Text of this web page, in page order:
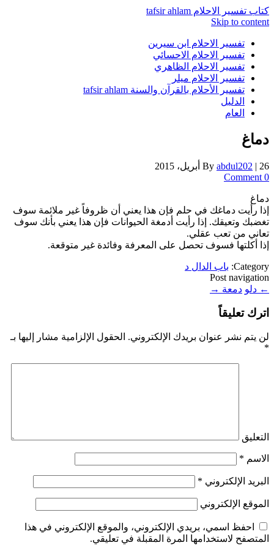
كتاب تفسير الاحلام tafsir ahlam
Skip to content
تفسير الاحلام ابن سيرين
تفسير الاحلام الاحسائي
تفسير الاحلام الظاهري
تفسير الاحلام ميلر
تفسير الأحلام بالقرآن والسنة tafsir ahlam
الدليل
العام
دماغ
By abdul202 | 26 أبريل، 2015
0 Comment
دماغ
إذا رأيت دماغك في حلم فإن هذا يعني أن ظروفاً غير ملائمة سوف
تغضبك وتعيقك. إذا رأيت أدمغة الحيوانات فإن هذا يعني بأنك سوف
تعاني من تعب عقلي.
إذا أكلتها فسوف تحصل على المعرفة وفائدة غير متوقعة.
Category: باب الدال د
Post navigation
← دلو دمعة →
اترك تعليقاً
لن يتم نشر عنوان بريدك الإلكتروني. الحقول الإلزامية مشار إليها بـ
*
التعليق
الاسم *
البريد الإلكتروني *
الموقع الإلكتروني
احفظ اسمي، بريدي الإلكتروني، والموقع الإلكتروني في هذا
المتصفح لاستخدامها المرة المقبلة في تعليقي.